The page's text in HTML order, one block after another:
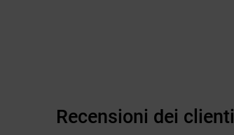
Recensioni dei clienti